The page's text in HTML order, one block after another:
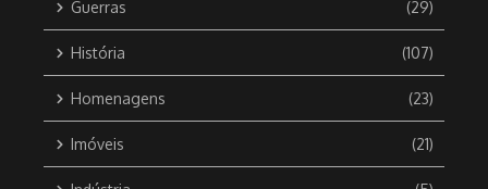
Guerras (29)
História (107)
Homenagens (23)
Imóveis (21)